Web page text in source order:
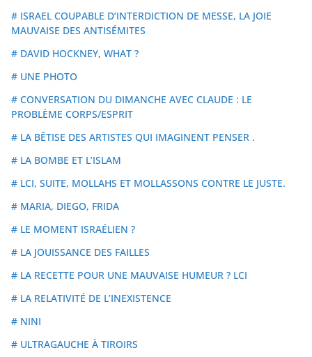
# ISRAEL COUPABLE D’INTERDICTION DE MESSE, LA JOIE
MAUVAISE DES ANTISÉMITES
# DAVID HOCKNEY, WHAT ?
# UNE PHOTO
# CONVERSATION DU DIMANCHE AVEC CLAUDE : LE
PROBLÈME CORPS/ESPRIT
# LA BÊTISE DES ARTISTES QUI IMAGINENT PENSER .
# LA BOMBE ET L’ISLAM
# LCI, SUITE, MOLLAHS ET MOLLASSONS CONTRE LE JUSTE.
# MARIA, DIEGO, FRIDA
# LE MOMENT ISRAÉLIEN ?
# LA JOUISSANCE DES FAILLES
# LA RECETTE POUR UNE MAUVAISE HUMEUR ? LCI
# LA RELATIVITÉ DE L’INEXISTENCE
# NINI
# ULTRAGAUCHE À TIROIRS